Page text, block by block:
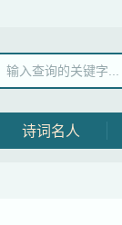
诗词名人